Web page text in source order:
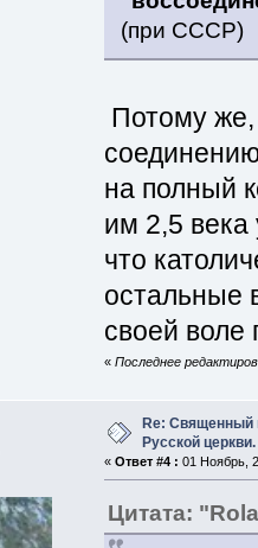
(при СССР)
Потому же,
на полный
им 2,5 века
что
остальные
своей воле
« Последнее
Re: Священный
Русской церкви.
« Ответ #4 : 01 Ноябрь,
Цитата: